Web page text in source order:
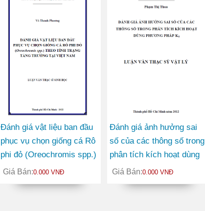
Đánh giá vật liệu ban đầu
phục vụ chọn giống cá Rô
phi đỏ (Oreochromis spp.)
theo tính trạng tăng
trưởng tại Việt Nam
Giá Bán:0.000 VNĐ
Đánh giá ảnh hưởng sai
số của các thông số trong
phân tích kích hoạt dùng
phương pháp K0
Giá Bán:0.000 VNĐ